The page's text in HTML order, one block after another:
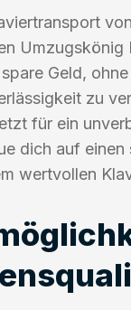
Umzugskönig
Geld,
zu
für ein
dich auf einen
wertvollen